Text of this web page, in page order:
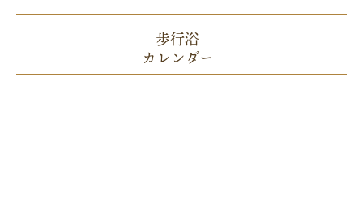
歩行浴
カレンダー